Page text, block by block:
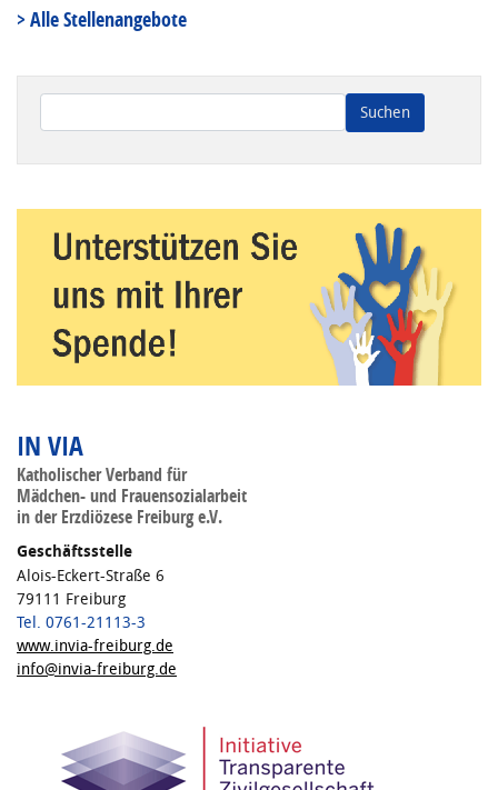
> Alle Stellenangebote
IN VIA
Katholischer Verband für
Mädchen- und Frauensozialarbeit
in der Erzdiözese Freiburg e.V.
Geschäftsstelle
Alois-Eckert-Straße 6
79111 Freiburg
Tel. 0761-21113-3
www.invia-freiburg.de
info@invia-freiburg.de